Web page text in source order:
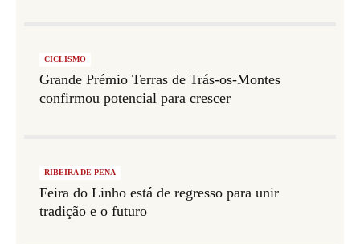
CICLISMO
Grande Prémio Terras de Trás-os-Montes
confirmou potencial para crescer
RIBEIRA DE PENA
Feira do Linho está de regresso para unir
tradição e o futuro